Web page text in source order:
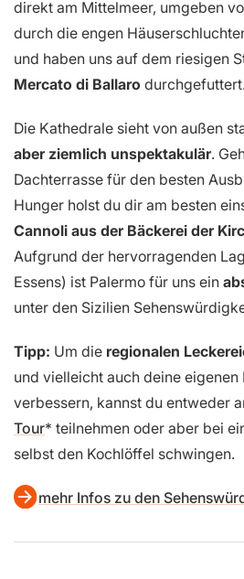
direkt am Mittelmeer, umgeben
durch die engen
und haben uns auf dem riesigen
Mercato di Ballaro durchgefuttert.
Die Kathedrale sieht von außen
aber ziemlich unspektakulär.
Dachterrasse für den besten
Hunger holst du dir am besten
Cannoli aus der Bäckerei der
Aufgrund der hervorragenden
Essens) ist Palermo für uns ein
unter den Sizilien
Tipp: Um die regionalen
und vielleicht auch deine eigenen
verbessern, kannst du entweder
Tour teilnehmen oder aber bei
selbst den Kochlöffel schwingen.
mehr Infos zu den